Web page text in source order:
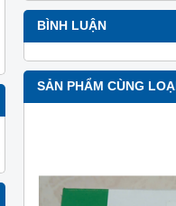
BÌNH LUẬN
SẢN PHẨM CÙNG LOẠI